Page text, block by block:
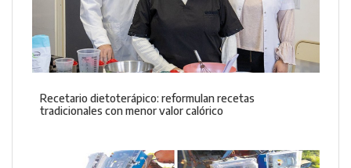
Recetario dietoterápico: reformulan recetas
tradicionales con menor valor calórico